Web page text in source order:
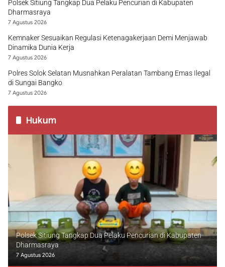
Polsek Sitiung Tangkap Dua Pelaku Pencurian di Kabupaten
Dharmasraya
7 Agustus 2026
Kemnaker Sesuaikan Regulasi Ketenagakerjaan Demi Menjawab
Dinamika Dunia Kerja
7 Agustus 2026
Polres Solok Selatan Musnahkan Peralatan Tambang Emas Ilegal
di Sungai Bangko
7 Agustus 2026
Hukum
Polsek Sitiung Tangkap Dua Pelaku Pencurian di Kabupaten
Dharmasraya
7 Agustus 2026